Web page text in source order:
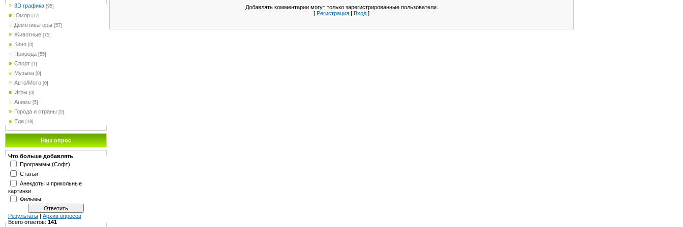
3D графика [95]
Юмор [77]
Демотиваторы [57]
Животные [75]
Кино [0]
Природа [55]
Спорт [1]
Музыка [0]
Авто/Мото [0]
Игры [0]
Аниме [5]
Города и страны [0]
Еда [18]
Наш опрос
Что больше добавлять
Программы (Софт)
Статьи
Анекдоты и прикольные
картинки
Фильмы
Результаты | Архив опросов
Всего ответов: 141
Добавлять комментарии могут только зарегистрированные пользователи.
[ Регистрация | Вход ]